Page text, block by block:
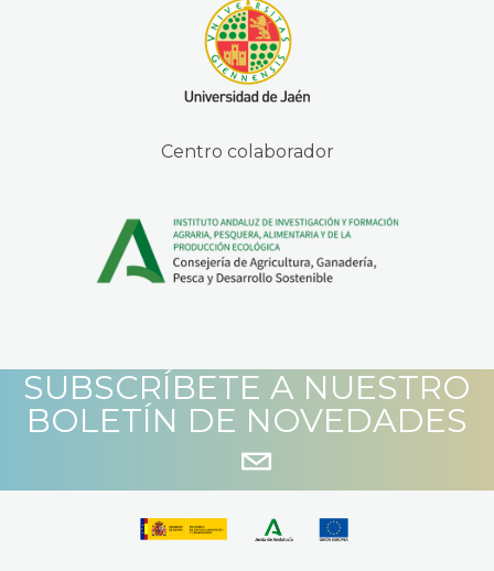
Centro colaborador
SUBSCRÍBETE A NUESTRO
BOLETÍN DE NOVEDADES